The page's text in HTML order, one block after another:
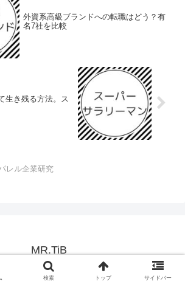
外資系高級ブランドへの転職はどう？有
名7社を比較
生き残る方法。ス
レル企業研究
MR.TiB
© 2015 MR.TiB.
検索 トップ サイドバー